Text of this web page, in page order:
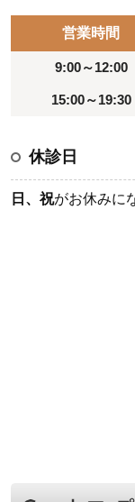
営業時間
9:00～12:00
15:00～19:30
休診日
日、祝がお休みに